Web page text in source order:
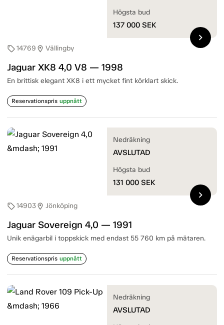
sell14769 location_on Vällingby
Jaguar XK8 4,0 V8 — 1998
En brittisk elegant XK8 i ett mycket fint körklart skick.
Reservationspris uppnått
Högsta bud
137 000 SEK
chevron_right
sell14903location_on Jönköping
Jaguar Sovereign 4,0 — 1991
Unik enägarbil i toppskick med endast 55 760 km på mätaren.
Reservationspris uppnått
Nedräkning
AVSLUTAD
Högsta bud
131 000 SEK
chevron_right
Nedräkning
AVSLUTAD